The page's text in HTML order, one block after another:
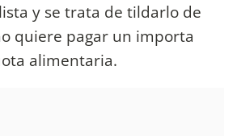
y se trata de tildarlo de
quiere pagar un importa
alimentaria.